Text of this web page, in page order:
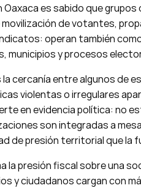
Oaxaca es sabido que
de votantes,
operan también
municipios y procesos
la cercanía entre algunos de
violentas o irregulares
en evidencia política: no
son integradas a
de presión territorial que la
la presión fiscal sobre una
y ciudadanos cargan con